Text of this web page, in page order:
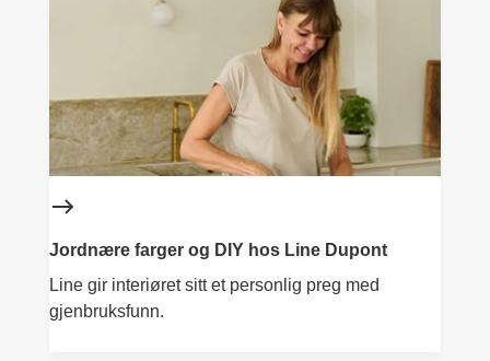
Jordnære farger og DIY hos Line Dupont
Line gir interiøret sitt et personlig preg med
gjenbruksfunn.